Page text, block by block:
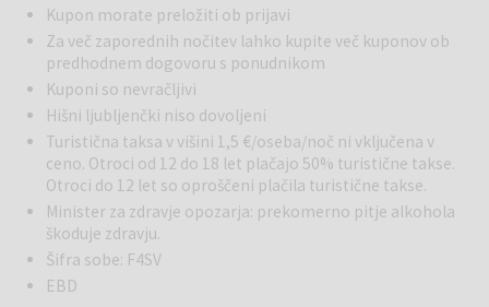
Kupon morate preložiti ob prijavi
Za več zaporednih nočitev lahko kupite več kuponov ob
predhodnem dogovoru s ponudnikom
Kuponi so nevračljivi
Hišni ljubljenčki niso dovoljeni
Turistična taksa v višini 1,5 €/oseba/noč ni vključena v
ceno. Otroci od 12 do 18 let plačajo 50% turistične takse.
Otroci do 12 let so oproščeni plačila turistične takse.
Minister za zdravje opozarja: prekomerno pitje alkohola
škoduje zdravju.
Šifra sobe: F4SV
EBD